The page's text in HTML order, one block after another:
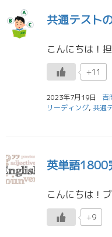
共通テスト
+11
2023年7月19日 吉
リーディング, 共通
英単語1800
+9